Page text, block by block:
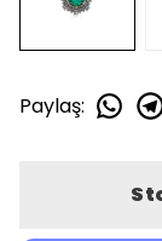
Paylaş: